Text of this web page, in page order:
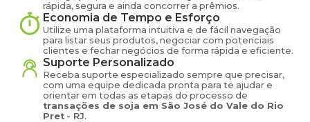
rápida, segura e ainda concorrer a prêmios.
Economia de Tempo e Esforço
Utilize uma plataforma intuitiva e de fácil navegação
para listar seus produtos, negociar com potenciais
clientes e fechar negócios de forma rápida e eficiente.
Suporte Personalizado
Receba suporte especializado sempre que precisar,
com uma equipe dedicada pronta para te ajudar e
orientar em todas as etapas do processo de
transações de soja em São José do Vale do Rio
Pret - RJ.